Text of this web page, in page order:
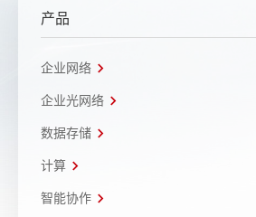
产品
企业网络
企业光网络
数据存储
计算
智能协作